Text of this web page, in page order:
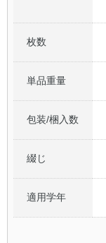
枚数
単品重量
包装/梱入数
綴じ
適用学年